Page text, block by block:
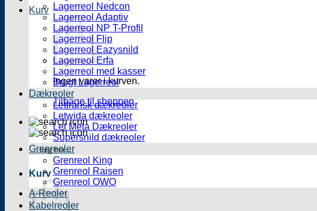
Kurv
Ingen varer i kurven.
Tilbage til shoppen
Kurv
Lagerreol Nedcon
Lagerreol Adaptiv
Lagerreol NP T-Profil
Lagerreol Flip
Lagerreol Eazysnild
Lagerreol Erfa
Lagerreol med kasser
Brugt Lagerreol
Dækreoler
Letfransk dækreoler
Letwida dækreoler
Let Meta Dækreoler
Supersnild dækreoler
Grenreoler
Grenreol King
Grenreol Raisen
Grenreol OWO
A-Reoler
Kabelreoler